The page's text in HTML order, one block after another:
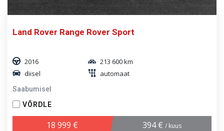
Land Rover Range Rover Sport
2016
213 600 km
diisel
automaat
Saabumisel
VÕRDLE
18 999 € 394 € / kuus